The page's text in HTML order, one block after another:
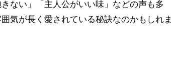
ない」「主人公がいい味」などの声も多
気が長く愛されている秘訣なのかもしれま